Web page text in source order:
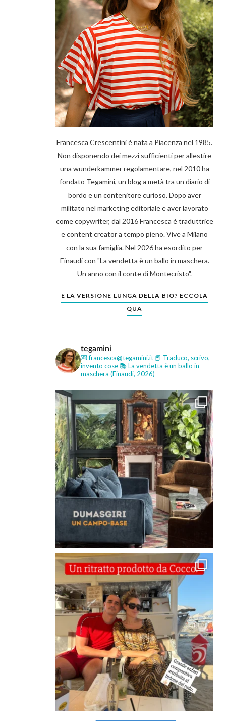
Francesca Crescentini è nata a Piacenza nel 1985.
Non disponendo dei mezzi sufficienti per allestire
una wunderkammer regolamentare, nel 2010 ha
fondato Tegamini, un blog a metà tra un diario di
bordo e un contenitore curioso. Dopo aver
militato nel marketing editoriale e aver lavorato
come copywriter, dal 2016 Francesca è traduttrice
e content creator a tempo pieno. Vive a Milano
con la sua famiglia. Nel 2026 ha esordito per
Einaudi con "La vendetta è un ballo in maschera.
Un anno con il conte di Montecristo".
E LA VERSIONE LUNGA DELLA BIO? ECCOLA
QUA
tegamini
💌 francesca@tegamini.it 📕 Traduco, scrivo,
invento cose📚 La vendetta è un ballo in
maschera (Einaudi, 2026)